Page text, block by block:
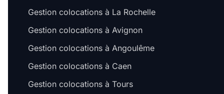
Gestion colocations à La Rochelle
Gestion colocations à Avignon
Gestion colocations à Angoulême
Gestion colocations à Caen
Gestion colocations à Tours